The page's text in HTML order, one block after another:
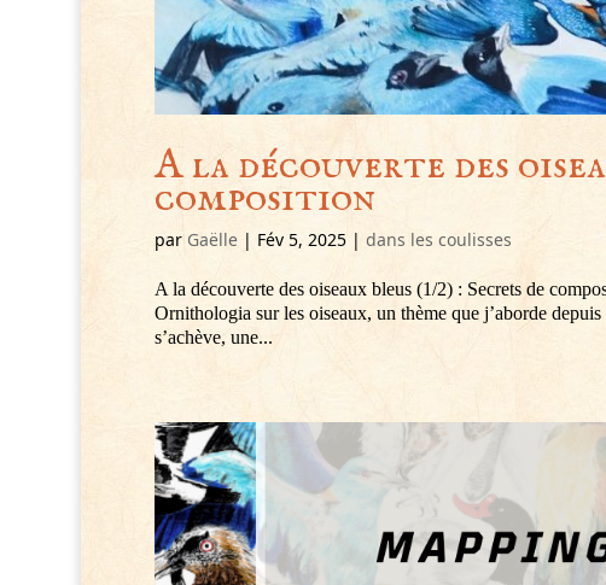
A la découverte des
composition
par Gaëlle| Fév 5, 2025| dans les coulisses
A la découverte des oiseaux bleus (1/2) : Secrets de
Ornithologia sur les oiseaux, un thème que j’aborde
s’achève, une...